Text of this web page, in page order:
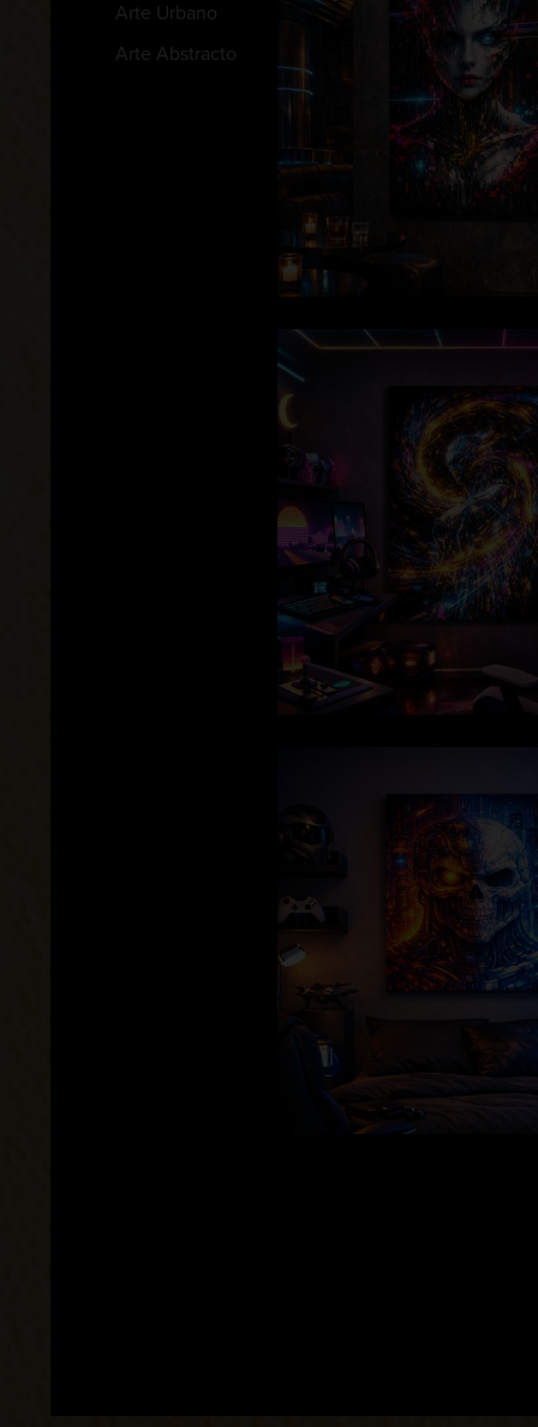
Arte Urbano
Arte Abstracto